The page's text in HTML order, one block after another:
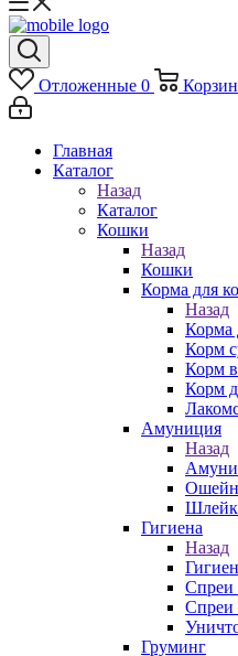
Отложенные 0
Главная
Каталог
Назад
Каталог
Кошки
Назад
Кошки
Корма для
Назад
Корма
Корм
Корм
Корм
Амуниция
Назад
Гигиена
Назад
Спреи
Спреи
Груминг